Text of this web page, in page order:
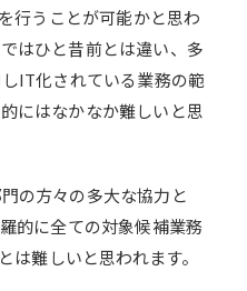
行うことが可能かと思わ
はひと昔前とは違い、多
IT化されている業務の範
にはなかなか難しいと思
の方々の多大な協力と
的に全ての対象候補業務
難しいと思われます。